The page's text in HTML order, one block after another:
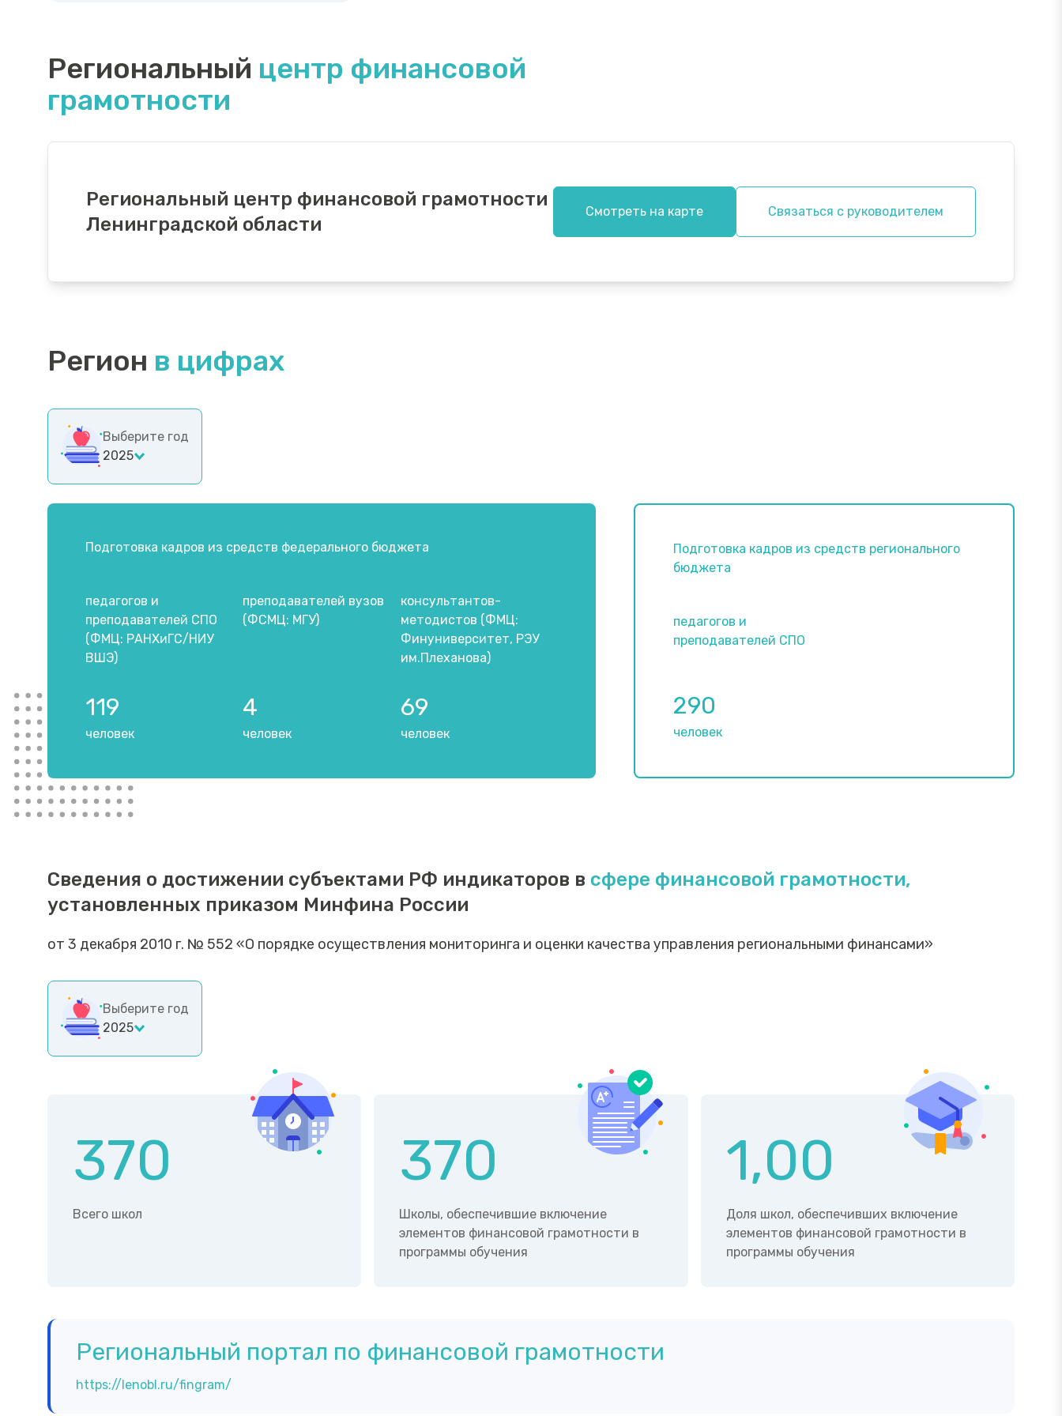
Региональный центр финансовой
грамотности
Региональный центр финансовой грамотности
Ленинградской области
Смотреть на карте Связаться с руководителем
Регион в цифрах
Выберите год
2025
Подготовка кадров из средств федерального бюджета
педагогов и
преподавателей СПО
(ФМЦ: РАНХиГС/НИУ
ВШЭ)
119
человек
преподавателей вузов
(ФСМЦ: МГУ)
4
человек
консультантов-
методистов (ФМЦ:
Финуниверситет, РЭУ
им.Плеханова)
69
человек
Подготовка кадров из средств регионального
бюджета
педагогов и
преподавателей СПО
290
человек
Сведения о достижении субъектами РФ индикаторов в сфере финансовой грамотности,
установленных приказом Минфина России
от 3 декабря 2010 г. № 552 «О порядке осуществления мониторинга и оценки качества управления региональными финансами»
Выберите год
2025
370
Всего школ
370
Школы, обеспечившие включение
элементов финансовой грамотности в
программы обучения
1,00
Доля школ, обеспечивших включение
элементов финансовой грамотности в
программы обучения
Региональный портал по финансовой грамотности
https://lenobl.ru/fingram/